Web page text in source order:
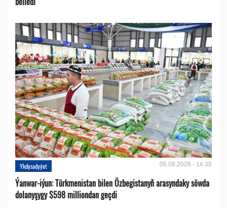
Ykdysadyýet 05.08.2026 - 14:35
Ýanwar-iýun: Türkmenistan bilen Özbegistanyň arasyndaky söwda
dolanyşygy $598 milliondan geçdi